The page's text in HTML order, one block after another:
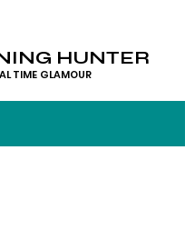
HUNTER
TIME GLAMOUR